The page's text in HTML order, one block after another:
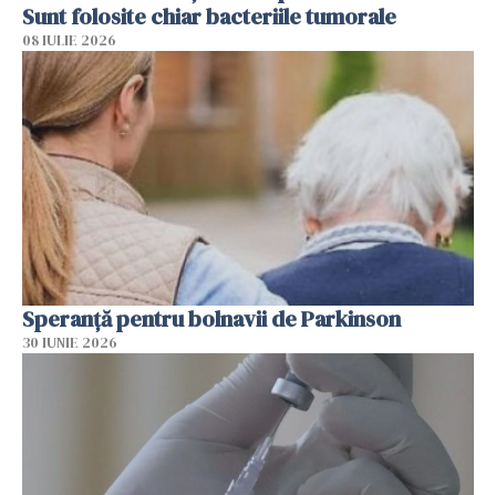
Sunt folosite chiar bacteriile tumorale
08 IULIE 2026
Speranță pentru bolnavii de Parkinson
30 IUNIE 2026